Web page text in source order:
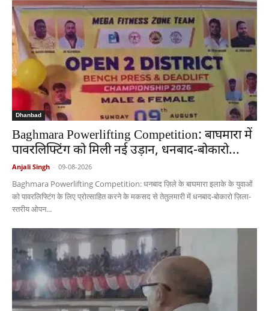
Dhanbad
Baghmara Powerlifting Competition: बाघमारा में
पावरलिफ्टिंग को मिली नई उड़ान, धनबाद-बोकारो...
Anjali Singh - 09-08-2026
Baghmara Powerlifting Competition: धनबाद ज़िले के बाघमारा इलाके के युवाओं
को पावरलिफ्टिंग के लिए प्रोत्साहित करने के मकसद से तेतुलमारी में धनबाद-बोकारो ज़िला-
स्तरीय ओपन...